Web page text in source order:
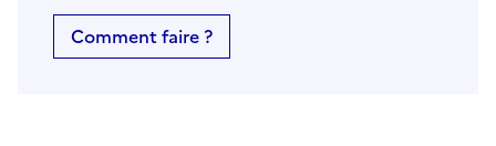
Comment faire ?